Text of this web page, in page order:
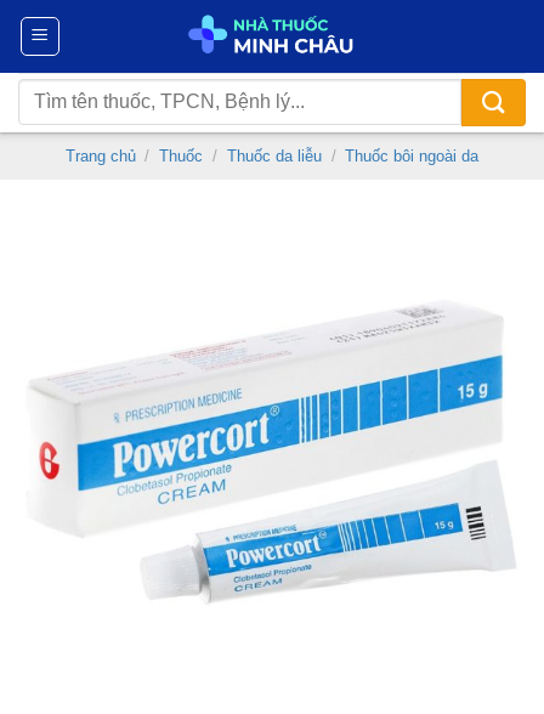
Chuyển
nội
dung
Tìm
kiếm:
Trang chủ / Thuốc / Thuốc da liễu / Thuốc bôi ngoài da